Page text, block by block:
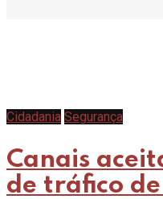
Cidadania Segurança
Canais
de tráfico de